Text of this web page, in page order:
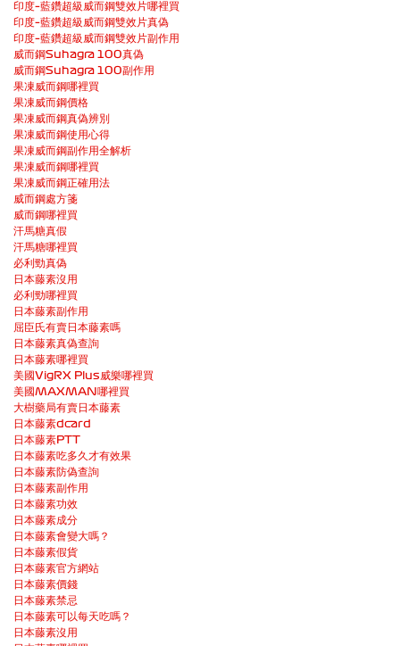
印度–藍鑽超級威而鋼雙效片哪裡買
印度–藍鑽超級威而鋼雙效片真偽
印度–藍鑽超級威而鋼雙效片副作用
威而鋼Suhagra 100真偽
威而鋼Suhagra 100副作用
果凍威而鋼哪裡買
果凍威而鋼價格
果凍威而鋼真偽辨別
果凍威而鋼使用心得
果凍威而鋼副作用全解析
果凍威而鋼哪裡買
果凍威而鋼正確用法
威而鋼處方箋
威而鋼哪裡買
汗馬糖真假
汗馬糖哪裡買
必利勁真偽
日本藤素沒用
必利勁哪裡買
日本藤素副作用
屈臣氏有賣日本藤素嗎
日本藤素真偽查詢
日本藤素哪裡買
美國VigRX Plus威樂哪裡買
美國MAXMAN哪裡買
大樹藥局有賣日本藤素
日本藤素dcard
日本藤素PTT
日本藤素吃多久才有效果
日本藤素防偽查詢
日本藤素副作用
日本藤素功效
日本藤素成分
日本藤素會變大嗎？
日本藤素假貨
日本藤素官方網站
日本藤素價錢
日本藤素禁忌
日本藤素可以每天吃嗎？
日本藤素沒用